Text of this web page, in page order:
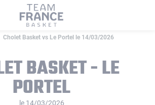
Cholet Basket vs Le Portel le 14/03/2026
BASKET - LE
PORTEL
le 14/03/2026
cookies